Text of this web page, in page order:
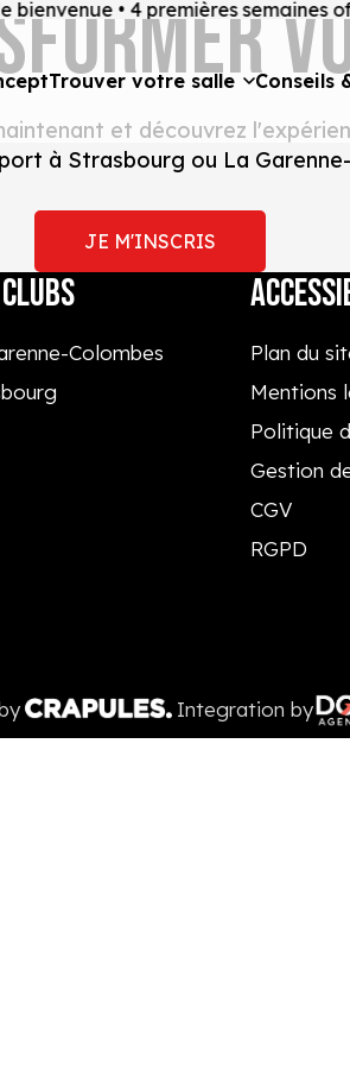
bienvenue • 4 premières semaines
Trouver votre salle Conseils
et découvrez
à Strasbourg ou La
JE M'INSCRIS
Colombes
Plan du
Mentions
Politique
Gestion
CGV
RGPD
Integration by